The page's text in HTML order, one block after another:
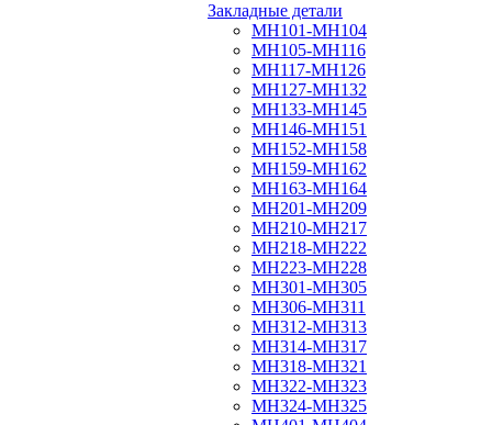
Закладные детали
МН101-МН104
МН105-МН116
МН117-МН126
МН127-МН132
МН133-МН145
МН146-МН151
МН152-МН158
МН159-МН162
МН163-МН164
МН201-МН209
МН210-МН217
МН218-МН222
МН223-МН228
МН301-МН305
МН306-МН311
МН312-МН313
МН314-МН317
МН318-МН321
МН322-МН323
МН324-МН325